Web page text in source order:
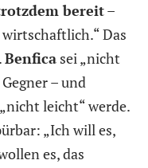
bereit–
Das
Benfica sei „nicht
– und
leicht“ werde.
„Ich will es,
es, das